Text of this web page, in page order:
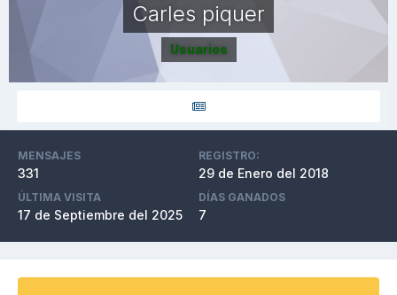
Carles piquer
Usuarios
MENSAJES
331
REGISTRO:
29 de Enero del 2018
ÚLTIMA VISITA
17 de Septiembre del 2025
DÍAS GANADOS
7